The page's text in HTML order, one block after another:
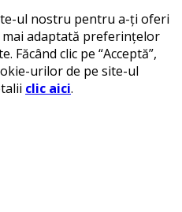
ul nostru pentru a-ți oferi
adaptată preferințelor
Făcând clic pe “Acceptă”,
urilor de pe site-ul
clic aici.